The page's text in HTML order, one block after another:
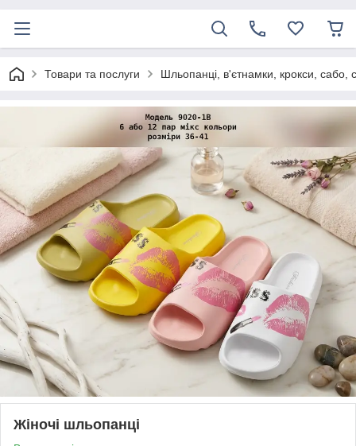
Товари та послуги Шльопанці, в'єтнамки, крокси, сабо,
Жіночі шльопанці